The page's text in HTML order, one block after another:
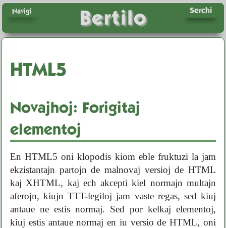
Bertilo Serchi
Navigi
HTML5
Novajhoj: Forigitaj
elementoj
En HTML5 oni klopodis kiom eble fruktuzi la jam
ekzistantajn partojn de malnovaj versioj de HTML
kaj XHTML, kaj ech akcepti kiel normajn multajn
aferojn, kiujn TTT-legiloj jam vaste regas, sed kiuj
antaue ne estis normaj. Sed por kelkaj elementoj,
kiuj estis antaue normaj en iu versio de HTML, oni